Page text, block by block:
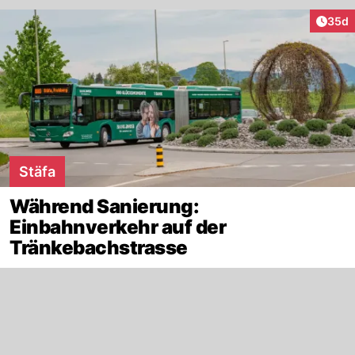
35d
Stäfa
Während Sanierung:
Einbahnverkehr auf der
Tränkebachstrasse